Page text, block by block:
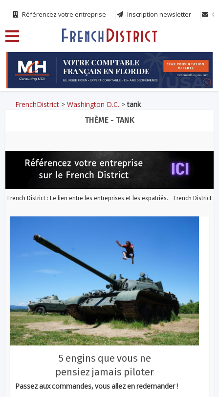
Référencez votre entreprise Inscription newsletter
FrenchDistrict >Washington D.C. >tank
THÈME - TANK
French District : Le lien entre les entreprises et les expatriés. - French District
5 engins que vous ne
pensiez jamais piloter
Passez aux commandes, vous allez en redemander !